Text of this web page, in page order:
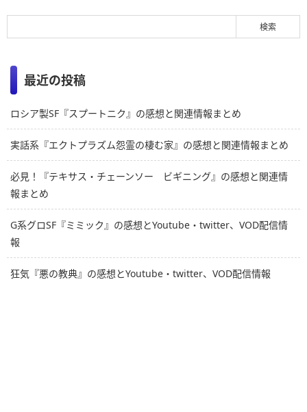
最近の投稿
ロシア製SF『スプートニク』の感想と関連情報まとめ
実話系『エクトプラズム怨霊の棲む家』の感想と関連情報まとめ
必見！『テキサス・チェーンソー ビギニング』の感想と関連情
報まとめ
G系グロSF『ミミック』の感想とYoutube・twitter、VOD配信情
報
狂気『悪の教典』の感想とYoutube・twitter、VOD配信情報